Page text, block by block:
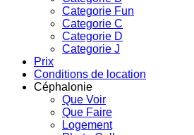
Categorie Fun
Categorie C
Categorie D
Categorie J
Prix
Conditions de location
Céphalonie
Que Voir
Que Faire
Logement